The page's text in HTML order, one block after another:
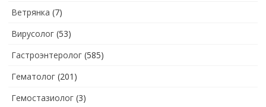
Ветрянка (7)
Вирусолог (53)
Гастроэнтеролог (585)
Гематолог (201)
Гемостазиолог (3)